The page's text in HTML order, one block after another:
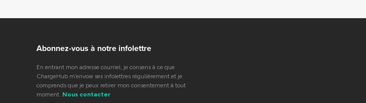
Abonnez-vous à notre infolettre
En entrant mon adresse courriel, je consens à ce que
ChargeHub m’envoie ses infolettres régulièrement et je
comprends que je peux retirer mon consentement à tout
moment. Nous contacter